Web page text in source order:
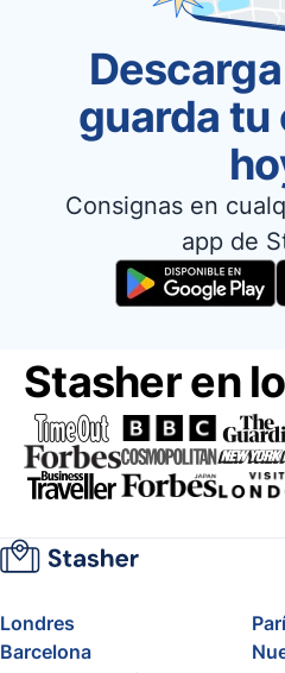
guarda tu
Consignas en
app de
Stasher en
Londres
Barcelona